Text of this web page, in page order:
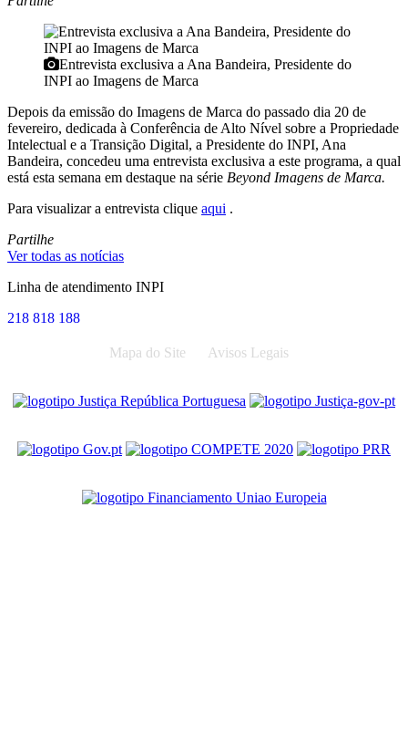
Entrevista exclusiva a Ana Bandeira, Presidente do
INPI ao Imagens de Marca
Depois da emissão do Imagens de Marca do passado dia 20 de
fevereiro, dedicada à Conferência de Alto Nível sobre a Propriedade
Intelectual e a Transição Digital, a Presidente do INPI, Ana
Bandeira, concedeu uma entrevista exclusiva a este programa, a qual
está esta semana em destaque na série Beyond Imagens de Marca.
Para visualizar a entrevista clique aqui .
Partilhe
Ver todas as notícias
Linha de atendimento INPI
218 818 188
Mapa do Site Avisos Legais